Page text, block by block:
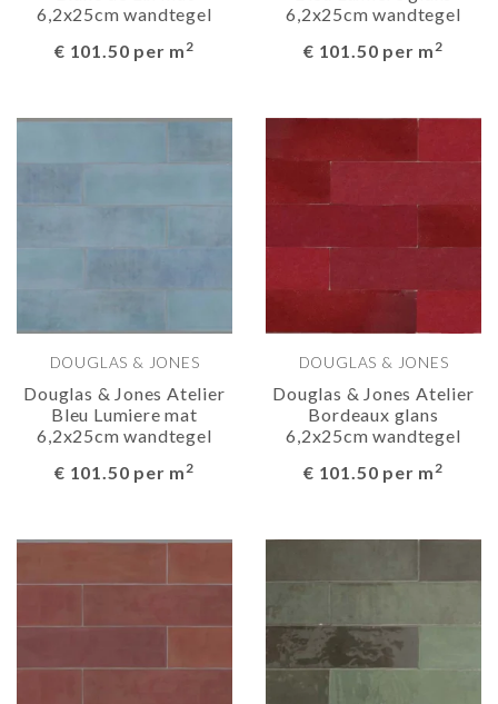
6,2x25cm wandtegel
€ 101.50 per m2
6,2x25cm wandtegel
€ 101.50 per m2
DOUGLAS & JONES
Douglas & Jones Atelier
Bleu Lumiere mat
6,2x25cm wandtegel
€ 101.50 per m2
DOUGLAS & JONES
Douglas & Jones Atelier
Bordeaux glans
6,2x25cm wandtegel
€ 101.50 per m2